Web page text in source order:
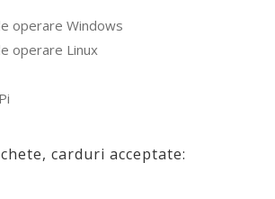
operare Windows
operare Linux
carduri acceptate: